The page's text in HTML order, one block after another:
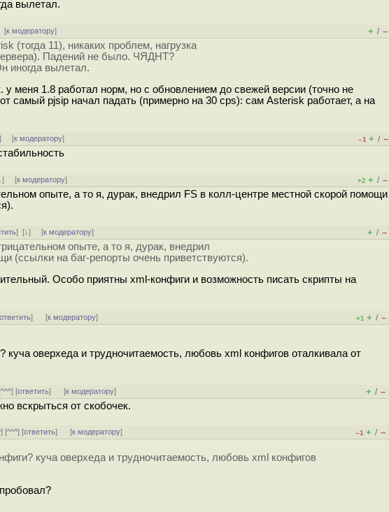
вылетал.
[к модератору] + / –
(тогда 11), никаких проблем, нагрузка
Падений не было. ЧЯДНТ?
иногда вылетал.
меня 1.8 работал норм, но с обновлением до свежей версии (точно не
самый pjsip начал падать (примерно на 30 cps): сам Asterisk работает, а на
] [к модератору] –1 + / –
] [к модератору] +2 + / –
опыте, а то я, дурак, внедрил FS в колл-центре местной скорой помощи
][↓] [к модератору] + / –
опыте, а то я, дурак, внедрил
(ссылки на баг-репорты очень приветствуются).
Особо приятны xml-конфиги и возможность писать скрипты на
ответить] [к модератору] +1 + / –
оверхеда и трудночитаемость, любовь xml конфигов оталкивала от
^^^] [ответить] [к модератору] + / –
вскрыться от скобочек.
] [^^^] [ответить] [к модератору] –1 + / –
куча оверхеда и трудночитаемость, любовь xml конфигов